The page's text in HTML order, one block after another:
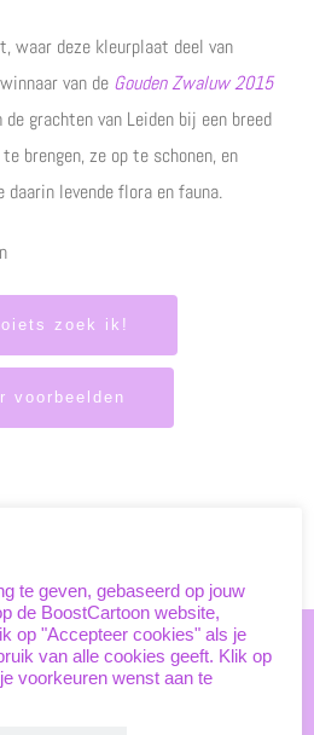
waar deze kleurplaat deel van
van de Gouden Zwaluw2015
grachten van Leiden bij een breed
brengen, ze op te schonen, en
daarin levende flora en fauna.
zoek ik!
voorbeelden
te geven, gebaseerd op jouw
de BoostCartoon website,
op "Accepteer cookies" als je
van alle cookies geeft. Klik op
voorkeuren wenst aan te